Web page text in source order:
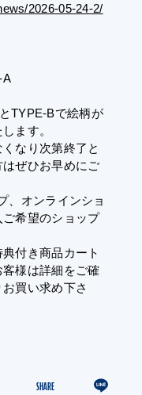
2026-05-24-2/
A
TYPE-Bで絵柄が
ます。
なり次第終了と
ぜひお早めにご
、オンラインショ
希望のショップ
付き商品カート
様は詳細をご確
買い求め下さ
SHARE